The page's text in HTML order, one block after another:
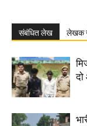
संबंधित लेख लेखक
दो